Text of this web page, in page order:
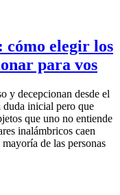
elegir los
para vos
y decepcionan desde el
duda inicial pero que
que uno no entiende
inalámbricos caen
de las personas